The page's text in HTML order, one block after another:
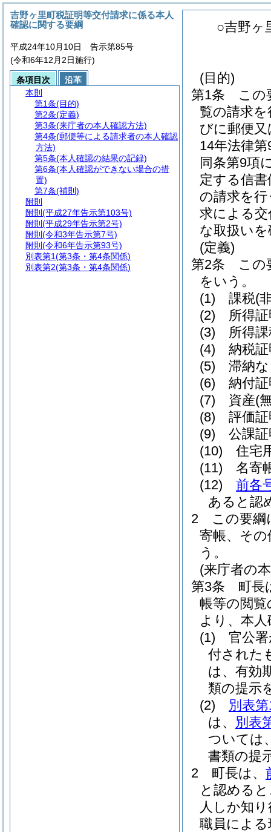
○吉野ヶ
(目的)
第1条
この
覧の請求
びに郵便
14年法律第
同条第9項
定する信書
の請求を
求による
な取扱い
(定義)
第2条
この
をいう。
(1)
課税(
(2)
所得
(3)
所得
(4)
納税
(5)
滞納
(6)
納付
(7)
資産(
(8)
評価
(9)
公課
(10)
住宅
(11)
名寄
(12)
前各
あると認
2
この要綱
寄帳、そ
う。
(来庁者の
第3条
町長
帳等の閲
より、本
(1)
官公
付された
は、有効
類の提示
(2)
別表
は、 別表
ついては
書類の提
2
町長は、
と認める
人しか知
職員によ
吉野ヶ里町税証明等交付請求に係る本人
確認に関する要綱
平成24年10月10日 告示第85号
(令和6年12月2日施行)
条項目次
沿革
本則
第1条(目的)
第2条(定義)
第3条(来庁者の本人確認方法)
第4条(郵便等による請求者の本人確認
方法)
第5条(本人確認の結果の記録)
第6条(本人確認ができない場合の措
置)
第7条(補則)
附則
附則 (平成27年告示第103号)
附則 (平成29年告示第2号)
附則 (令和3年告示第7号)
附則 (令和6年告示第93号)
別表第1(第3条・第4条関係)
別表第2(第3条・第4条関係)